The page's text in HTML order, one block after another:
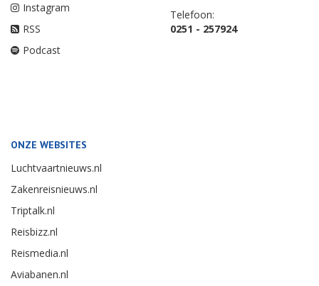
Instagram
RSS
Podcast
Telefoon:
0251 - 257924
ONZE WEBSITES
Luchtvaartnieuws.nl
Zakenreisnieuws.nl
Triptalk.nl
Reisbizz.nl
Reismedia.nl
Aviabanen.nl